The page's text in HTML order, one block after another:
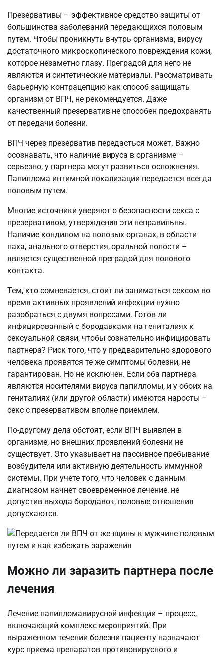
Презервативы – эффективное средство защиты от
большинства заболеваний передающихся половым
путем. Чтобы проникнуть внутрь организма, вирусу
достаточного микроскопического повреждения кожи,
которое незаметно глазу. Преградой для него не
являются и синтетические материалы. Рассматривать
барьерную контрацепцию как способ защищать
организм от ВПЧ, не рекомендуется. Даже
качественный презерватив не способен предохранять
от передачи болезни.
ВПЧ через презерватив передасться может. Важно
осознавать, что наличие вируса в организме –
серьезно, у партнера могут развиться осложнения.
Папиллома интимной локализации передается всегда
половым путем.
Многие источники уверяют о безопасности секса с
презервативом, утверждения эти неправильны.
Наличие кондилом на половых органах, в области
паха, анального отверстия, оральной полости –
является существенной преградой для полового
контакта.
Тем, кто сомневается, стоит ли заниматься сексом во
время активных проявлений инфекции нужно
разобраться с двумя вопросами. Готов ли
инфицированный с бородавками на гениталиях к
сексуальной связи, чтобы сознательно инфицировать
партнера? Риск того, что у предварительно здорового
человека проявятся те же симптомы болезни, не
гарантирован. Но не исключен. Если оба партнера
являются носителями вируса папилломы, и у обоих на
гениталиях (или другой области) имеются наросты –
секс с презервативом вполне приемлем.
По-другому дела обстоят, если ВПЧ выявлен в
организме, но внешних проявлений болезни не
существует. Это указывает на пассивное пребывание
возбудителя или активную деятельность иммунной
системы. При учете того, что человек с данным
диагнозом начнет своевременное лечение, не
допустив выхода бородавок, половые отношения
допускаются.
Можно ли заразить партнера после
лечения
Лечение папилломавирусной инфекции – процесс,
включающий комплекс мероприятий. При
выраженном течении болезни пациенту назначают
курс приема препаратов противовирусного и